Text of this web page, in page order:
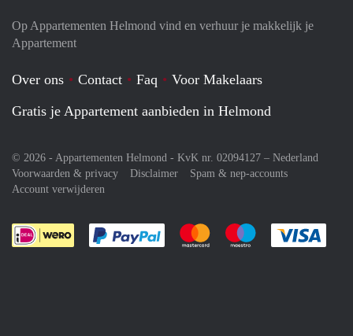
Op Appartementen Helmond vind en verhuur je makkelijk je
Appartement
Over ons Contact Faq
Voor Makelaars
Gratis je Appartement aanbieden in Helmond
© 2026 - Appartementen Helmond - KvK nr. 02094127 – Nederland
Voorwaarden & privacy
Disclaimer
Spam & nep-accounts
Account verwijderen
Je rekent gemakkelijk af met Paypal
Je rekent gemakkelijk af met
Je rekent